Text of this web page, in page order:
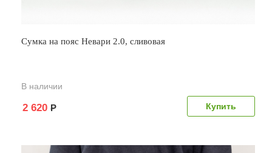
Сумка на пояс Невари 2.0, сливовая
В наличии
2 620 Р